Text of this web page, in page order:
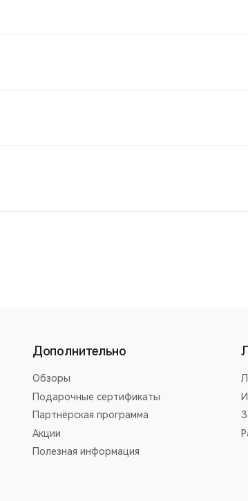
Дополнительно
Обзоры
Подарочные сертификаты
Партнёрская программа
Акции
Полезная информация